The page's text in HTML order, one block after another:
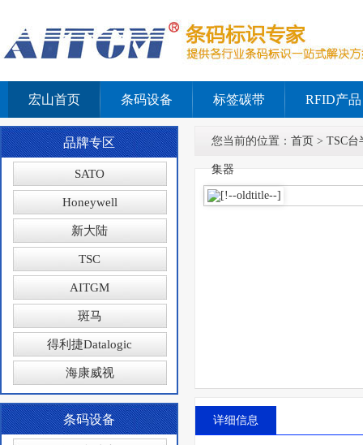
宏山首页 条码设备 标签碳带 RFID产品
品牌专区
SATO
Honeywell
新大陆
TSC
AITGM
斑马
得利捷Datalogic
海康威视
条码设备
您当前的位置： 首页 > TSC台
集器
详细信息